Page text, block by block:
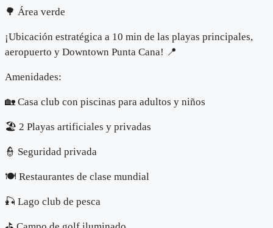
🌳 Área verde
¡Ubicación estratégica a 10 min de las playas principales,
aeropuerto y Downtown Punta Cana! 📍
Amenidades:
🏡 Casa club con piscinas para adultos y niños
🏖️ 2 Playas artificiales y privadas
👮 Seguridad privada
🍽️ Restaurantes de clase mundial
🎣 Lago club de pesca